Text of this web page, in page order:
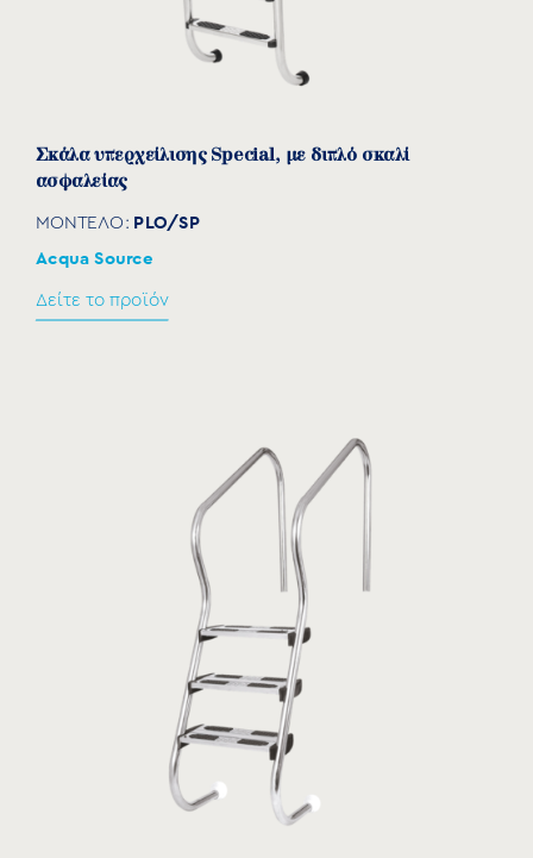
Σκάλα υπερχείλισης Special, με διπλό σκαλί
ασφαλείας
ΜΟΝΤΕΛΟ: PLO/SP
Acqua Source
Δείτε το προϊόν